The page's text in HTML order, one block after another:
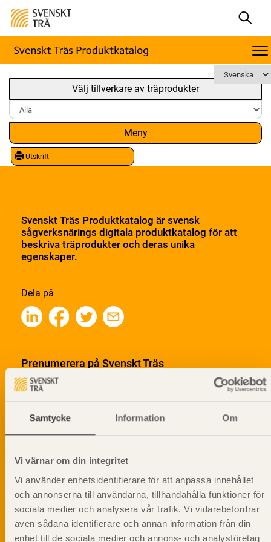
Samtycke Information Om
Vi värnar om din integritet
Vi använder enhetsidentifierare för att anpassa innehållet
och annonserna till användarna, tillhandahålla funktioner för
sociala medier och analysera vår trafik. Vi vidarebefordrar
även sådana identifierare och annan information från din
enhet till de sociala medier och annons- och analysföretag
Välj tillverkare av träprodukter
Meny
Utskrift
Svenskt Träs Produktkatalog är svensk
sågverksnärings digitala produktkatalog för att
beskriva träprodukter och deras unika
egenskaper.
Dela på
Prenumerera på Svenskt Träs
informationsutskick!